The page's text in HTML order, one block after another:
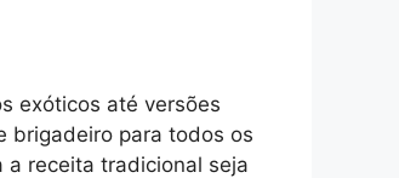
exóticos até versões
brigadeiro para todos os
a receita tradicional seja